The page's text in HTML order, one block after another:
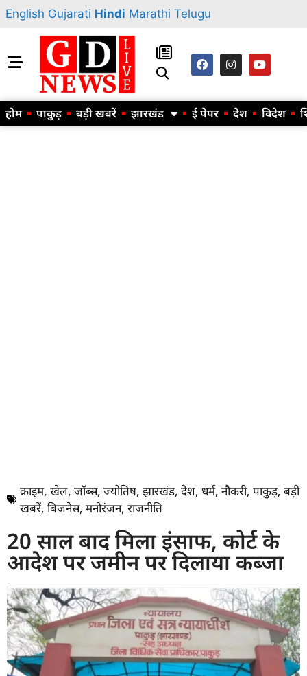
English Gujarati Hindi Marathi Telugu
होम पाकुड़ बड़ी खबरें झारखंड ई पेपर देश विदेश
क्राइम, खेल, जॉब्स, ज्योतिष, झारखंड, देश, धर्म, नौकरी, पाकुड़, बड़ी
खबरें, बिजनेस, मनोरंजन, राजनीति
20 साल बाद मिला इंसाफ, कोर्ट के
आदेश पर जमीन पर दिलाया कब्जा